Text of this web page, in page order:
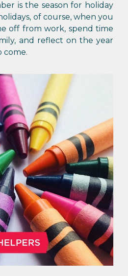
is the season for holiday
of course, when you
off from work, spend time
and reflect on the year
come.